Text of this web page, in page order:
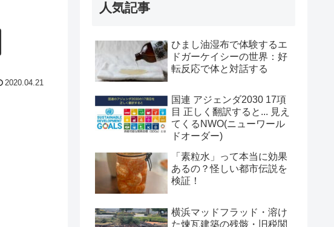
2020.04.21
人気記事
ひまし油湿布で体験するエ
ドガーケイシーの世界：好
転反応で体と対話する
国連 アジェンダ2030 17項
目 正しく翻訳すると... 見え
てくるNWO(ニューワール
ドオーダー)
「素粒水」って本当に効果
あるの？怪しい都市伝説を
検証！
横浜マッドフラッド・溶け
た煉瓦建築の残骸・旧税関